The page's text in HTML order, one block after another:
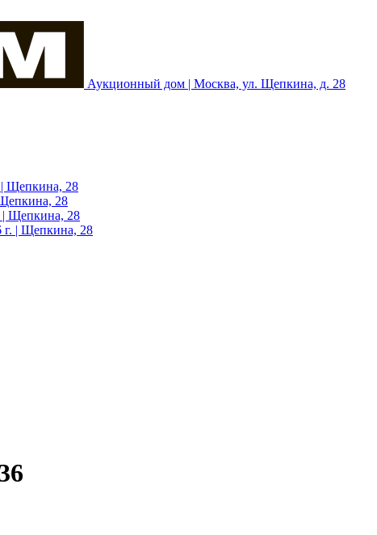
Аукционный дом | Москва, ул. Щепкина, д. 28
| Щепкина, 28
28
| Щепкина, 28
г. | Щепкина, 28